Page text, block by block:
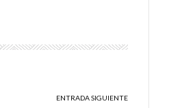
ENTRADA SIGUIENTE